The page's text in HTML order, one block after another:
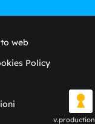
web
Policy
v.production